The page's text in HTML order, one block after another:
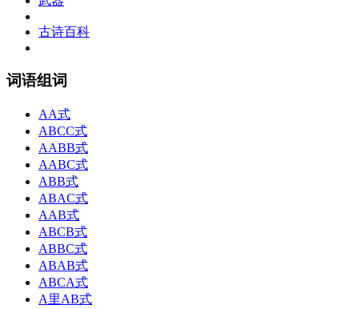
古诗百科
词语组词
AA式
ABCC式
AABB式
AABC式
ABB式
ABAC式
AAB式
ABCB式
ABBC式
ABAB式
ABCA式
A里AB式